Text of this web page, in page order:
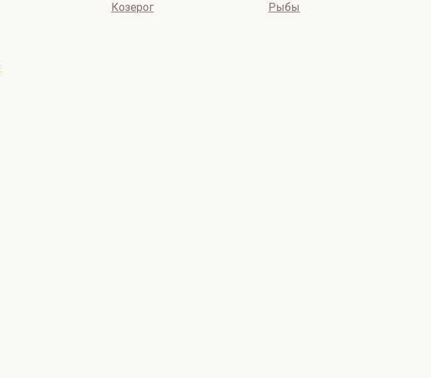
Козерог
Рыбы